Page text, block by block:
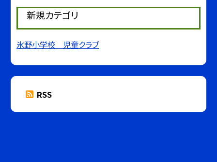
新規カテゴリ
氷野小学校 児童クラブ
RSS